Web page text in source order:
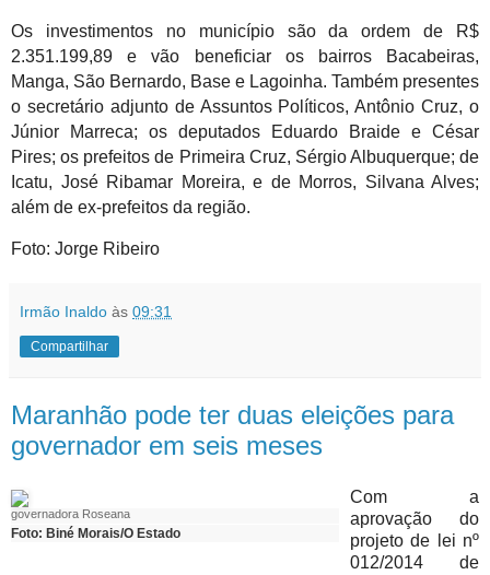
Os investimentos no município são da ordem de R$
2.351.199,89 e vão beneficiar os bairros Bacabeiras,
Manga, São Bernardo, Base e Lagoinha. Também presentes
o secretário adjunto de Assuntos Políticos, Antônio Cruz, o
Júnior Marreca; os deputados Eduardo Braide e César
Pires; os prefeitos de Primeira Cruz, Sérgio Albuquerque; de
Icatu, José Ribamar Moreira, e de Morros, Silvana Alves;
além de ex-prefeitos da região.
Foto: Jorge Ribeiro
Irmão Inaldo às 09:31
Compartilhar
Maranhão pode ter duas eleições para
governador em seis meses
governadora Roseana
Foto: Biné Morais/O Estado
Com a
aprovação do
projeto de lei nº
012/2014 de